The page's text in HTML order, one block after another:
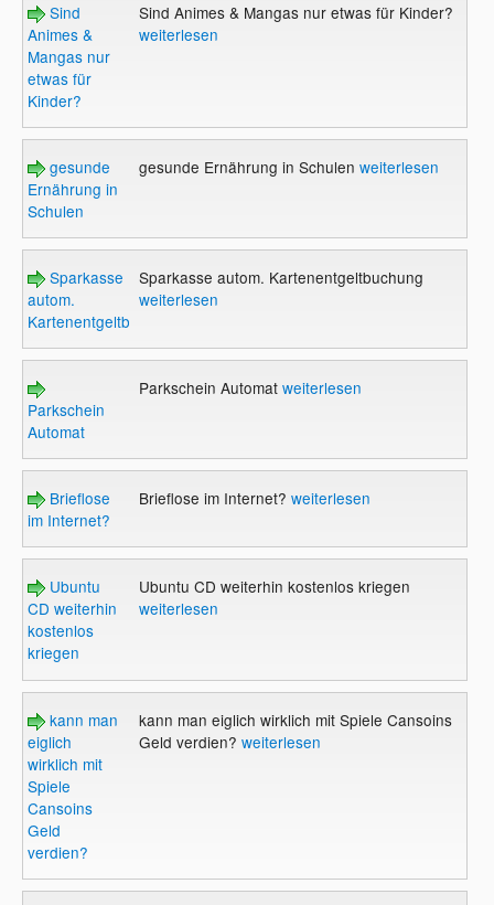
Sind
Animes &
Mangas nur
etwas für
Kinder?
Sind Animes & Mangas nur etwas für Kinder?
weiterlesen
gesunde
Ernährung in
Schulen
gesunde Ernährung in Schulen weiterlesen
Sparkasse
autom.
Kartenentgeltbuchung
Sparkasse autom. Kartenentgeltbuchung
weiterlesen
Parkschein
Automat
Parkschein Automat weiterlesen
Brieflose
im Internet?
Brieflose im Internet? weiterlesen
Ubuntu
CD weiterhin
kostenlos
kriegen
Ubuntu CD weiterhin kostenlos kriegen
weiterlesen
kann man
eiglich
wirklich mit
Spiele
Cansoins
Geld
verdien?
kann man eiglich wirklich mit Spiele Cansoins
Geld verdien? weiterlesen